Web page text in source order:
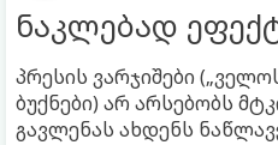
ნაკლებად
პრესის ვარჯიშები
ბუქნები) არ არსებობს
გავლენას ახდენს